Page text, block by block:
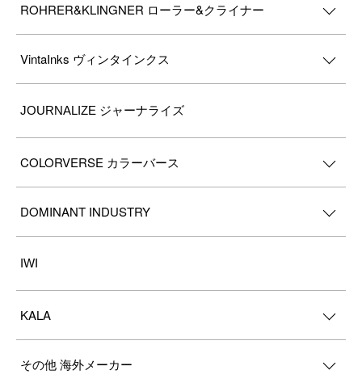
ROHRER&KLINGNER ローラー&クライナー
VintaInks ヴィンタインクス
JOURNALIZE ジャーナライズ
COLORVERSE カラーバース
DOMINANT INDUSTRY
IWI
KALA
その他 海外メーカー